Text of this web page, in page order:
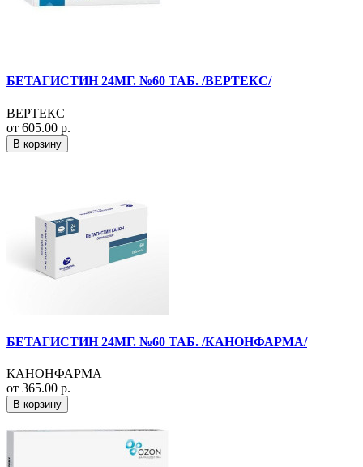
БЕТАГИСТИН 24МГ. №60 ТАБ. /ВЕРТЕКС/
ВЕРТЕКС
от 605.00 р.
В корзину
БЕТАГИСТИН 24МГ. №60 ТАБ. /КАНОНФАРМА/
КАНОНФАРМА
от 365.00 р.
В корзину